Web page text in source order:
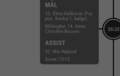
26:22
MÅL
23. Elma Halilcevic (Fra
pos. Kontra 1. bølge)
Målvogter: 14. Anne
Christine Bossen
ASSIST
32. Mie Højlund
Score: 13-13